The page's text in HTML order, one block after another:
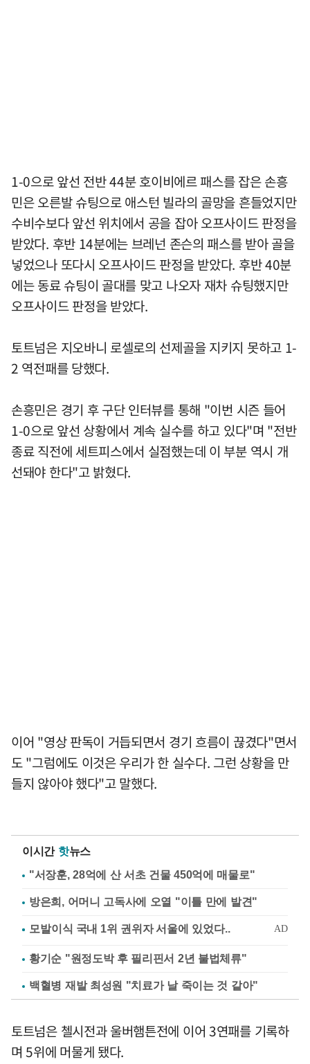
1-0으로 앞선 전반 44분 호이비에르 패스를 잡은 손흥
민은 오른발 슈팅으로 애스턴 빌라의 골망을 흔들었지만
수비수보다 앞선 위치에서 공을 잡아 오프사이드 판정을
받았다. 후반 14분에는 브레넌 존슨의 패스를 받아 골을
넣었으나 또다시 오프사이드 판정을 받았다. 후반 40분
에는 동료 슈팅이 골대를 맞고 나오자 재차 슈팅했지만
오프사이드 판정을 받았다.
토트넘은 지오바니 로셀로의 선제골을 지키지 못하고 1-
2 역전패를 당했다.
손흥민은 경기 후 구단 인터뷰를 통해 "이번 시즌 들어
1-0으로 앞선 상황에서 계속 실수를 하고 있다"며 "전반
종료 직전에 세트피스에서 실점했는데 이 부분 역시 개
선돼야 한다"고 밝혔다.
이어 "영상 판독이 거듭되면서 경기 흐름이 끊겼다"면서
도 "그럼에도 이것은 우리가 한 실수다. 그런 상황을 만
들지 않아야 했다"고 말했다.
이시간 핫뉴스
"서장훈, 28억에 산 서초 건물 450억에 매물로"
방은희, 어머니 고독사에 오열 "이틀 만에 발견"
황기순 "원정도박 후 필리핀서 2년 불법체류"
백혈병 재발 최성원 "치료가 날 죽이는 것 같아"
토트넘은 첼시전과 울버햄튼전에 이어 3연패를 기록하
며 5위에 머물게 됐다.